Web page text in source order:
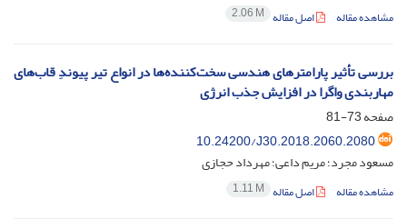
مشاهده مقاله اصل مقاله 2.06 M
بررسی تأثیر پارامترهای هندسی سخت‌کننده‌‌ها در انواع تیر پیوندِ قاب‌های
مهاربندی واگرا در افزایش جذب انرژی
صفحه73-81
10.24200/J30.2018.2060.2080
مسعود مجرد؛ مریم داعی؛ مهرداد حجازی
مشاهده مقاله اصل مقاله 1.11 M